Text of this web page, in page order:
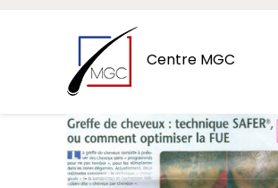
Centre MGC